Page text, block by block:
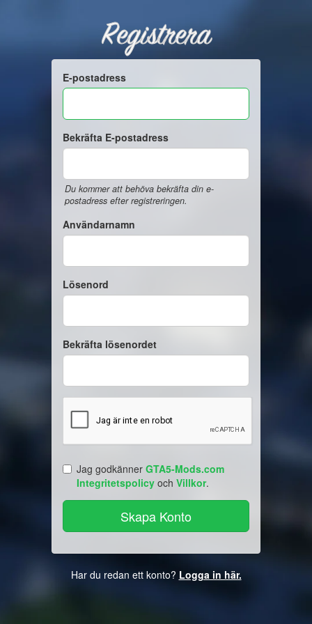
Registrera
E-postadress
Bekräfta E-postadress
Du kommer att behöva bekräfta din e-
postadress efter registreringen.
Användarnamn
Lösenord
Bekräfta lösenordet
Jag godkänner GTA5-Mods.com
Integritetspolicy och Villkor.
Har du redan ett konto? Logga in här.